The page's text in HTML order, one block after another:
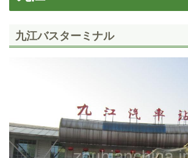
九江バスターミナル